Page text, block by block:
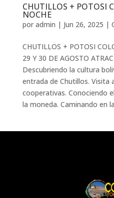
CHUTILLOS + POTOSI
NOCHE
por admin | Jun 26, 2025 |
CHUTILLOS + POTOSI
29 Y 30 DE AGOSTO
Descubriendo la cultura
entrada de Chutillos. Visita
cooperativas. Conociendo
la moneda. Caminando en